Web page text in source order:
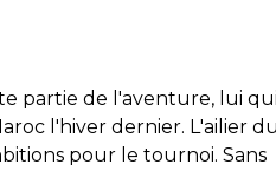
partie de l'aventure, lui
l'hiver dernier. L'ailier
pour le tournoi. Sans